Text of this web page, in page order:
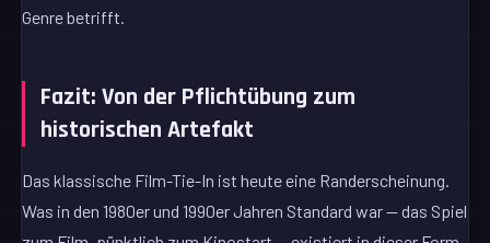
Genre betrifft.
Fazit: Von der Pflichtübung zum
historischen Artefakt
Das klassische Film-Tie-In ist heute eine Randerscheinung.
Was in den 1980er und 1990er Jahren Standard war — das Spiel